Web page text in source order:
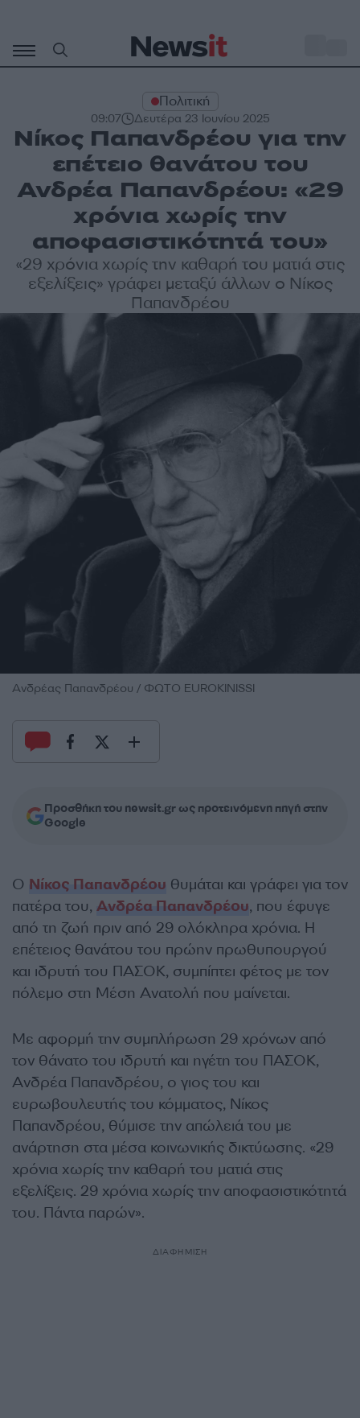
περιεχόμενο
Πολιτική
09:07 Δευτέρα 23 Ιουνίου 2025
Νίκος Παπανδρέου για την
επέτειο θανάτου του
Ανδρέα Παπανδρέου: «29
χρόνια χωρίς την
αποφασιστικότητά του»
«29 χρόνια χωρίς την καθαρή του ματιά στις
εξελίξεις» γράφει μεταξύ άλλων ο Νίκος
Παπανδρέου
Ανδρέας Παπανδρέου / ΦΩΤΟ EUROKINISSI
Προσθήκη του newsit.gr ως προτεινόμενη πηγή στην
Google
Ο Νίκος Παπανδρέου θυμάται και γράφει για τον
πατέρα του, Ανδρέα Παπανδρέου, που έφυγε
από τη ζωή πριν από 29 ολόκληρα χρόνια. Η
επέτειος θανάτου του πρώην πρωθυπουργού
και ιδρυτή του ΠΑΣΟΚ, συμπίπτει φέτος με τον
πόλεμο στη Μέση Ανατολή που μαίνεται.
Με αφορμή την συμπλήρωση 29 χρόνων από
τον θάνατο του ιδρυτή και ηγέτη του ΠΑΣΟΚ,
Ανδρέα Παπανδρέου, ο γιος του και
ευρωβουλευτής του κόμματος, Νίκος
Παπανδρέου, θύμισε την απώλειά του με
ανάρτηση στα μέσα κοινωνικής δικτύωσης. «29
χρόνια χωρίς την καθαρή του ματιά στις
εξελίξεις. 29 χρόνια χωρίς την αποφασιστικότητά
του. Πάντα παρών».
ΔΙΑΦΗΜΙΣΗ